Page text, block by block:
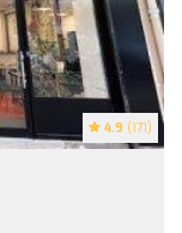
4.9 (171)